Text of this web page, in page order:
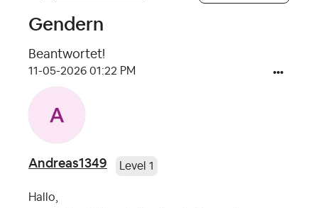
Gendern
Beantwortet!
‎11-05-2026 01:22 PM
Andreas1349 Level 1
Hallo,